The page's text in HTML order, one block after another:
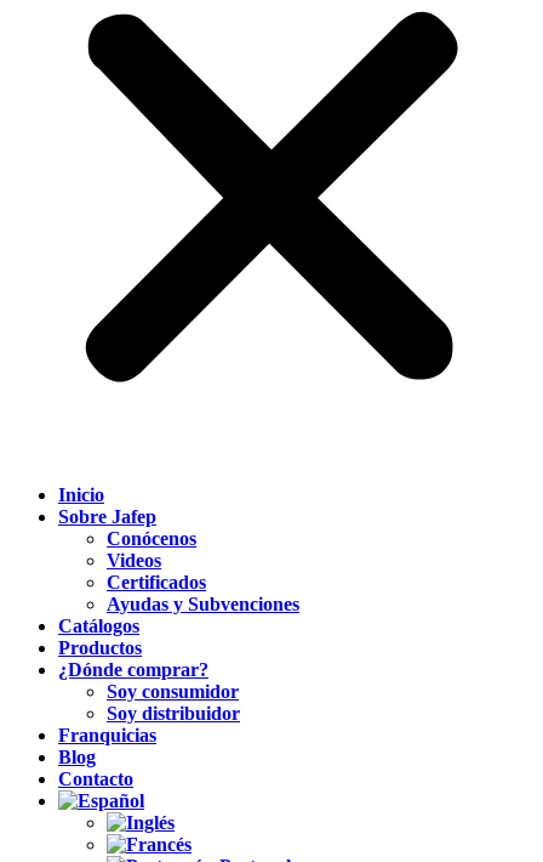
Inicio
Sobre Jafep
Conócenos
Videos
Certificados
Ayudas y Subvenciones
Catálogos
Productos
¿Dónde comprar?
Soy consumidor
Soy distribuidor
Franquicias
Blog
Contacto